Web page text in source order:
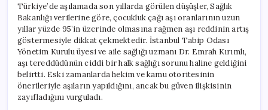
Türkiye’de aşılamada son yıllarda görülen düşüşler, Sağlık
Bakanlığı verilerine göre, çocukluk çağı aşı oranlarının uzun
yıllar yüzde 95’in üzerinde olmasına rağmen aşı reddinin artış
göstermesiyle dikkat çekmektedir. İstanbul Tabip Odası
Yönetim Kurulu üyesi ve aile sağlığı uzmanı Dr. Emrah Kırımlı,
aşı tereddüdünün ciddi bir halk sağlığı sorunu haline geldiğini
belirtti. Eski zamanlarda hekim ve kamu otoritesinin
önerileriyle aşıların yapıldığını, ancak bu güven ilişkisinin
zayıfladığını vurguladı.